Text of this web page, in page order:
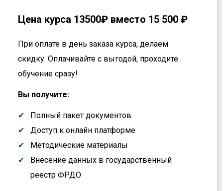
Цена курса 13500₽ вместо 15 500 ₽
При оплате в день заказа курса, делаем
скидку. Оплачивайте с выгодой, проходите
обучение сразу!
Вы получите:
Полный пакет документов
Доступ к онлайн платформе
Методические материалы
Внесение данных в государственный
реестр ФРДО